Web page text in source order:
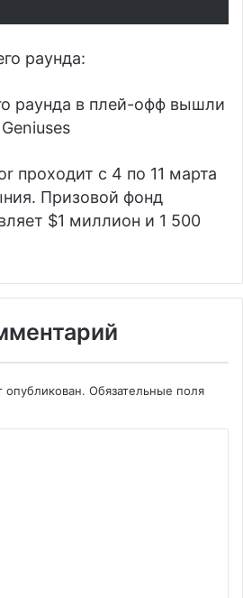
раунда:
раунда в плей-офф вышли
проходит с 4 по 11 марта
Призовой фонд
$1 миллион и 1 500
опубликован. Обязательные поля